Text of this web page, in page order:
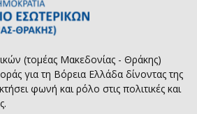
(τομέας Μακεδονίας - Θράκης)
για τη Βόρεια Ελλάδα δίνοντας της
φωνή και ρόλο στις πολιτικές και